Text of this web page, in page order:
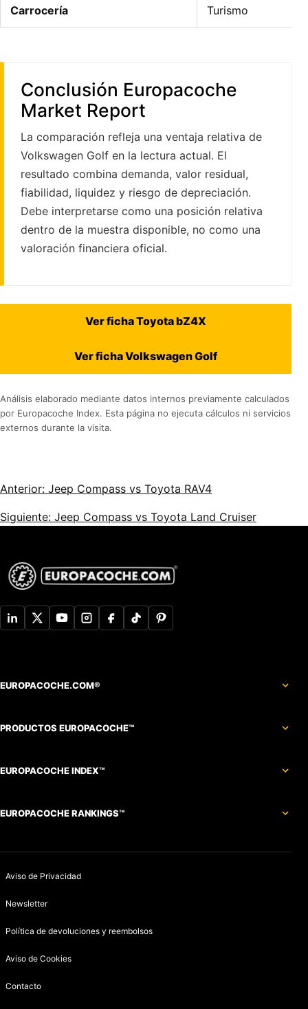
Carrocería Turismo
Conclusión Europacoche
Market Report
La comparación refleja una ventaja relativa de
Volkswagen Golf en la lectura actual. El
resultado combina demanda, valor residual,
fiabilidad, liquidez y riesgo de depreciación.
Debe interpretarse como una posición relativa
dentro de la muestra disponible, no como una
valoración financiera oficial.
Ver ficha Toyota bZ4X
Ver ficha Volkswagen Golf
Análisis elaborado mediante datos internos previamente calculados
por Europacoche Index. Esta página no ejecuta cálculos ni servicios
externos durante la visita.
Anterior: Jeep Compass vs Toyota RAV4
Siguiente: Jeep Compass vs Toyota Land Cruiser
EUROPACOCHE.COM®
PRODUCTOS EUROPACOCHE™
EUROPACOCHE INDEX™
EUROPACOCHE RANKINGS™
Aviso de Privacidad
Newsletter
Política de devoluciones y reembolsos
Aviso de Cookies
Contacto